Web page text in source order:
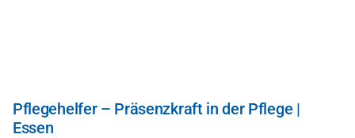
Pflegehelfer – Präsenzkraft in der Pflege |
Essen